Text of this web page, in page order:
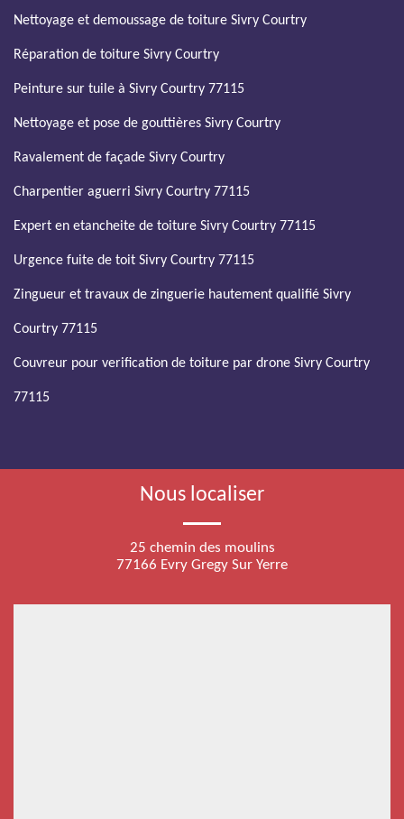
Nettoyage et demoussage de toiture Sivry Courtry
Réparation de toiture Sivry Courtry
Peinture sur tuile à Sivry Courtry 77115
Nettoyage et pose de gouttières Sivry Courtry
Ravalement de façade Sivry Courtry
Charpentier aguerri Sivry Courtry 77115
Expert en etancheite de toiture Sivry Courtry 77115
Urgence fuite de toit Sivry Courtry 77115
Zingueur et travaux de zinguerie hautement qualifié Sivry
Courtry 77115
Couvreur pour verification de toiture par drone Sivry Courtry
77115
Nous localiser
25 chemin des moulins
77166 Evry Gregy Sur Yerre